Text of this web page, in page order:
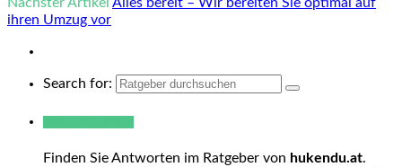
ihren Umzug vor
Search for:
Finden Sie Antworten im Ratgeber von hukendu.at.